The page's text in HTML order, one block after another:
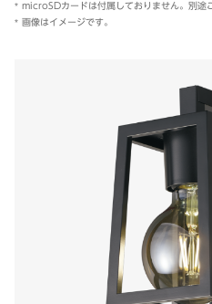
microSDカードは付属しておりません。別途
画像はイメージです。